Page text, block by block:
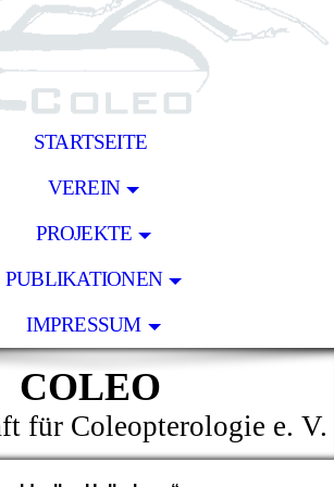
STARTSEITE
VEREIN
PROJEKTE
PUBLIKATIONEN
IMPRESSUM
COLEO
für Coleopterologie e. V.